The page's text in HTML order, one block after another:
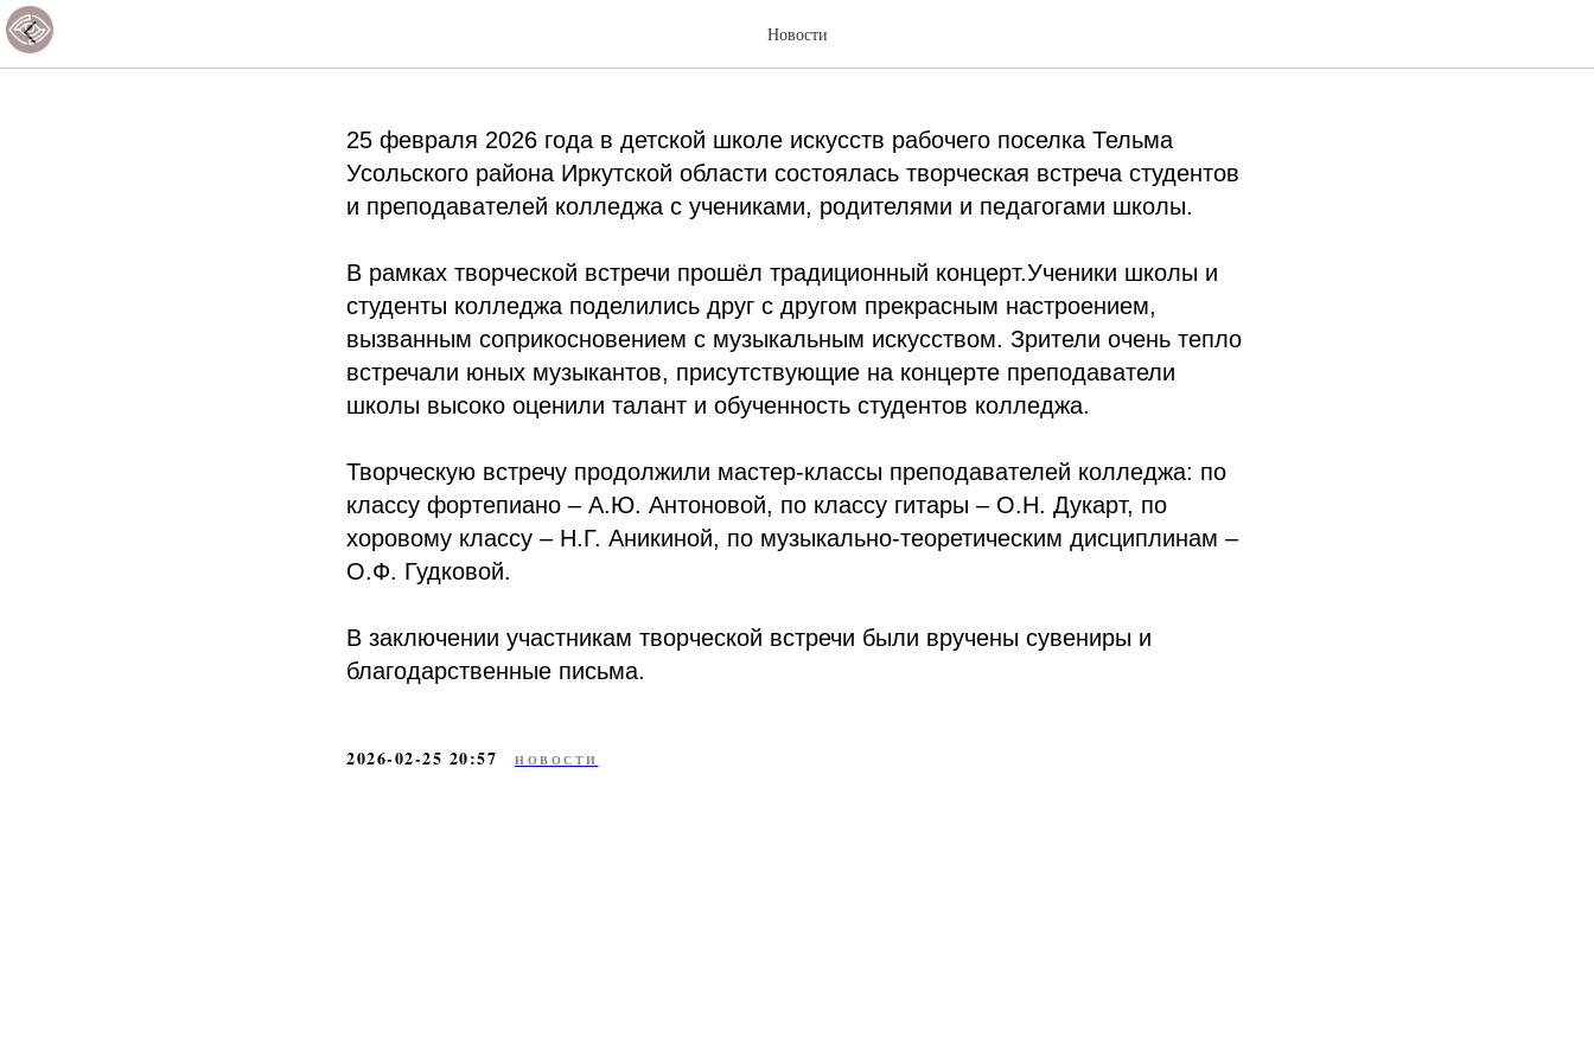
Новости
Творческая встреча в поселке Тельма
25 февраля 2026 года в детской школе искусств рабочего поселка Тельма
Усольского района Иркутской области состоялась творческая встреча студентов
и преподавателей колледжа с учениками, родителями и педагогами школы.
В рамках творческой встречи прошёл традиционный концерт.Ученики школы и
студенты колледжа поделились друг с другом прекрасным настроением,
вызванным соприкосновением с музыкальным искусством. Зрители очень тепло
встречали юных музыкантов, присутствующие на концерте преподаватели
школы высоко оценили талант и обученность студентов колледжа.
Творческую встречу продолжили мастер-классы преподавателей колледжа: по
классу фортепиано – А.Ю. Антоновой, по классу гитары – О.Н. Дукарт, по
хоровому классу – Н.Г. Аникиной, по музыкально-теоретическим дисциплинам –
О.Ф. Гудковой.
В заключении участникам творческой встречи были вручены сувениры и
благодарственные письма.
2026-02-25 20:57 НОВОСТИ